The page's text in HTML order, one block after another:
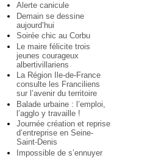
Alerte canicule
Demain se dessine
aujourd’hui
Soirée chic au Corbu
Le maire félicite trois
jeunes courageux
albertivillariens
La Région Ile-de-France
consulte les Franciliens
sur l’avenir du territoire
Balade urbaine : l’emploi,
l’agglo y travaille !
Journée création et reprise
d’entreprise en Seine-
Saint-Denis
Impossible de s’ennuyer